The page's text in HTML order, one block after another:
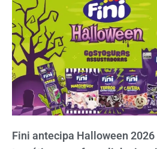
Fini antecipa Halloween